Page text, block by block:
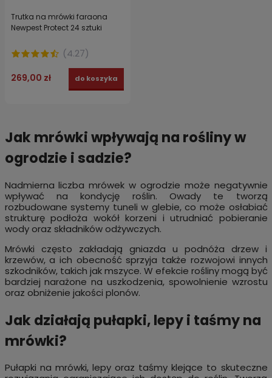
Trutka na mrówki faraona
Newpest Protect 24 sztuki
(4.27)
269,00 zł do koszyka
Jak mrówki wpływają na rośliny w
ogrodzie i sadzie?
Nadmierna liczba mrówek w ogrodzie może negatywnie
wpływać na kondycję roślin. Owady te tworzą
rozbudowane systemy tuneli w glebie, co może osłabiać
strukturę podłoża wokół korzeni i utrudniać pobieranie
wody oraz składników odżywczych.
Mrówki często zakładają gniazda u podnóża drzew i
krzewów, a ich obecność sprzyja także rozwojowi innych
szkodników, takich jak mszyce. W efekcie rośliny mogą być
bardziej narażone na uszkodzenia, spowolnienie wzrostu
oraz obniżenie jakości plonów.
Jak działają pułapki, lepy i taśmy na
mrówki?
Pułapki na mrówki, lepy oraz taśmy klejące to skuteczne